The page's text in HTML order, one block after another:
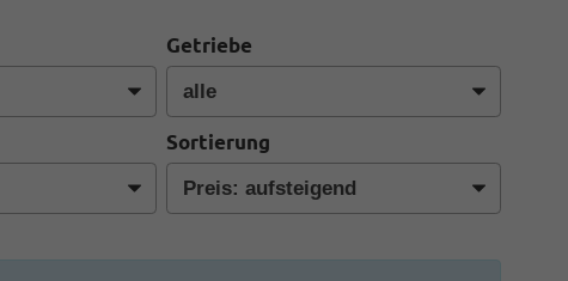
Getriebe
Sortierung